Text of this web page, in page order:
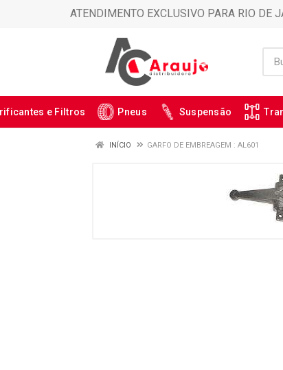
ATENDIMENTO EXCLUSIVO PARA RIO DE
e Filtros Pneus Suspensão
INÍCIO GARFO DE EMBREAGEM : AL601